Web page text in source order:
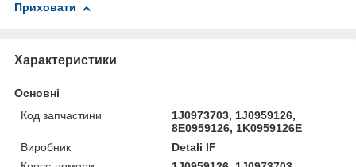
Приховати
Характеристики
Основні
Код запчастини
1J0973703, 1J0959126,
8E0959126, 1K0959126E
Виробник
Detali IF